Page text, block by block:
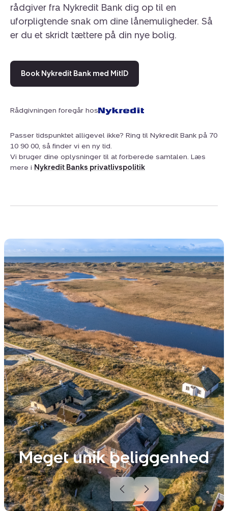
rådgiver fra Nykredit Bank dig op til en
uforpligtende snak om dine lånemuligheder. Så
er du et skridt tættere på din nye bolig.
Book Nykredit Bank med MitID
Rådgivningen foregår hos
Passer tidspunktet alligevel ikke? Ring til Nykredit Bank på 70
10 90 00, så finder vi en ny tid.
Vi bruger dine oplysninger til at forberede samtalen. Læs
mere i Nykredit Banks privatlivspolitik
Meget unik beliggenhed